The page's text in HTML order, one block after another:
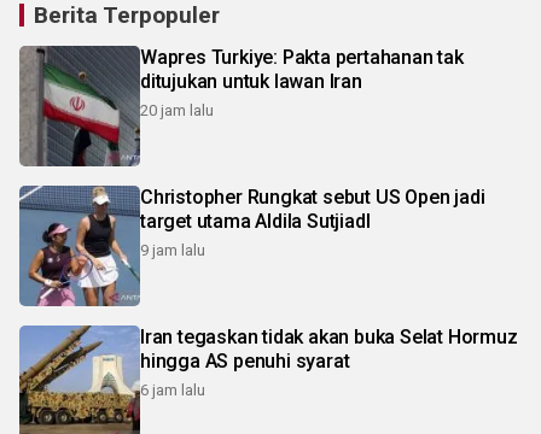
Berita Terpopuler
Wapres Turkiye: Pakta pertahanan tak
ditujukan untuk lawan Iran
20 jam lalu
Christopher Rungkat sebut US Open jadi
target utama Aldila SutjiadI
9 jam lalu
Iran tegaskan tidak akan buka Selat Hormuz
hingga AS penuhi syarat
6 jam lalu